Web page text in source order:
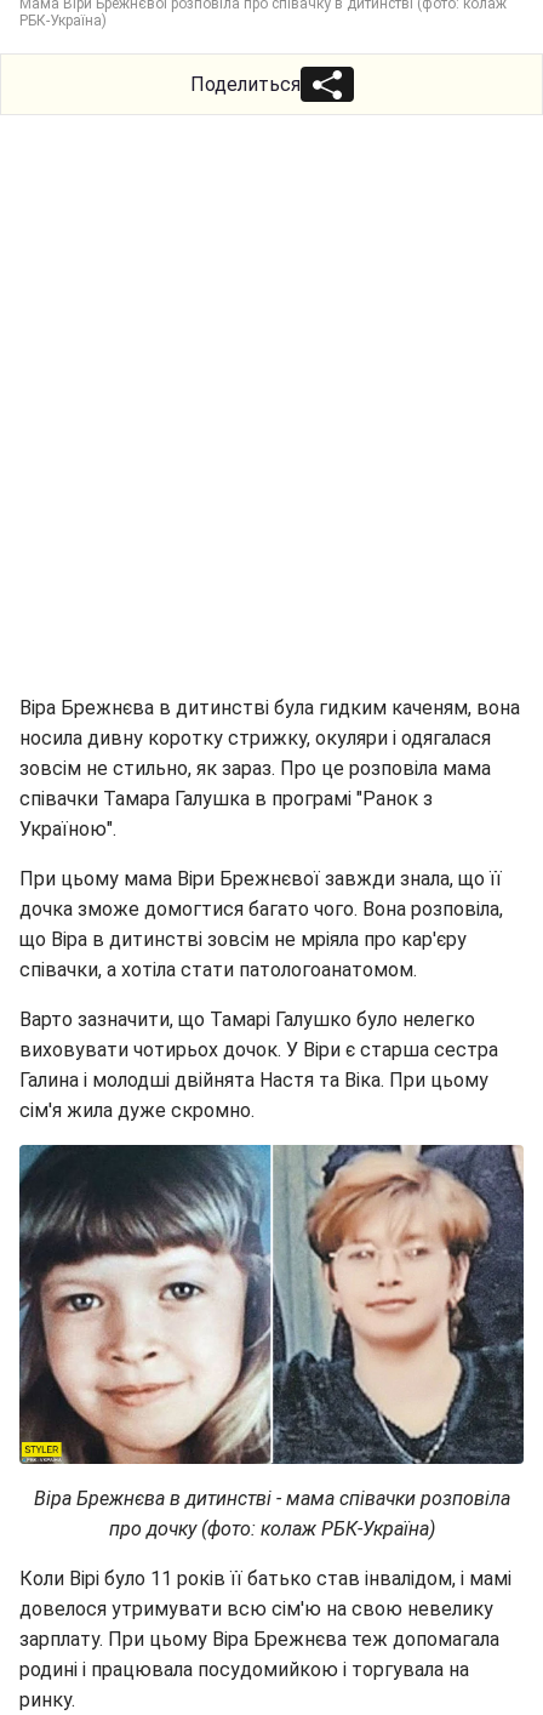
Мама Віри Брежнєвої розповіла про співачку в дитинстві (фото: колаж
РБК-Україна)
Поделиться
Віра Брежнєва в дитинстві була гидким каченям, вона
носила дивну коротку стрижку, окуляри і одягалася
зовсім не стильно, як зараз. Про це розповіла мама
співачки Тамара Галушка в програмі "Ранок з
Україною".
При цьому мама Віри Брежнєвої завжди знала, що її
дочка зможе домогтися багато чого. Вона розповіла,
що Віра в дитинстві зовсім не мріяла про кар'єру
співачки, а хотіла стати патологоанатомом.
Варто зазначити, що Тамарі Галушко було нелегко
виховувати чотирьох дочок. У Віри є старша сестра
Галина і молодші двійнята Настя та Віка. При цьому
сім'я жила дуже скромно.
Віра Брежнєва в дитинстві - мама співачки розповіла
про дочку (фото: колаж РБК-Україна)
Коли Вірі було 11 років її батько став інвалідом, і мамі
довелося утримувати всю сім'ю на свою невелику
зарплату. При цьому Віра Брежнєва теж допомагала
родині і працювала посудомийкою і торгувала на
ринку.